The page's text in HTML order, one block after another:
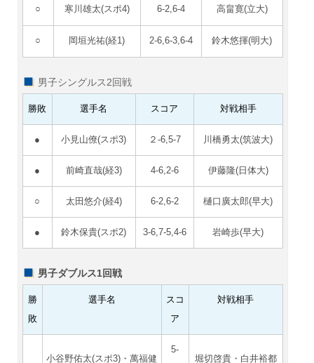
○ 寒川雄太(スポ4) 6-2,6-4 高畠寛(立大)
○ 岡垣光祐(経1) 2-6,6-3,6-4 鈴木悠揮(明大)
男子シングルス2回戦
勝敗 選手名 スコア 対戦相手
● 小見山僚(スポ3) ２-6,5-7 川橋勇太(筑波大)
● 前崎直哉(経3) 4-6,2-6 伊藤隆(日体大)
○ 太田悠介(経4) 6-2,6-2 樋口廣太郎(早大)
● 鈴木保貴(スポ2) 3-6,7-5,4-6 岩崎歩(早大)
男子ダブルス1回戦
勝
敗
選手名
スコ
ア
対戦相手
小谷野佑太(スポ3)・萬福健
5-
堀切啓貴・白井裕都